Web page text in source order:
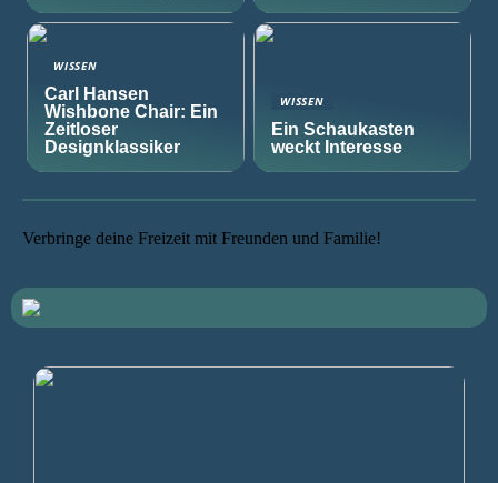
WISSEN
Carl Hansen
Wishbone Chair: Ein
Zeitloser
Designklassiker
WISSEN
Ein Schaukasten
weckt Interesse
Verbringe deine Freizeit mit Freunden und Familie!